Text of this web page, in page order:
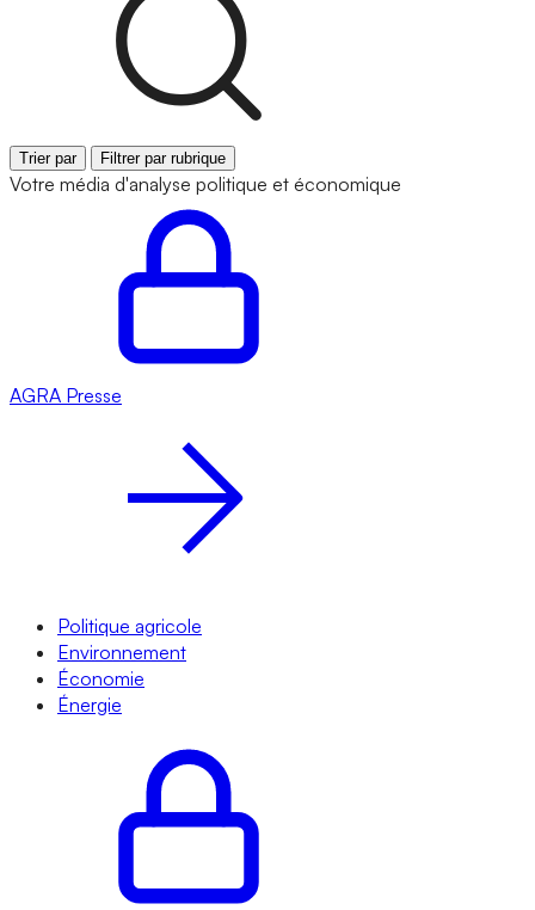
Trier par Filtrer par rubrique
Votre média d'analyse politique et économique
AGRA Presse
Politique agricole
Environnement
Économie
Énergie